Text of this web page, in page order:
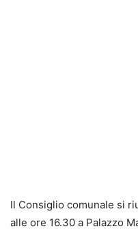
Il Consiglio comunale si
alle ore 16.30 a Palazzo